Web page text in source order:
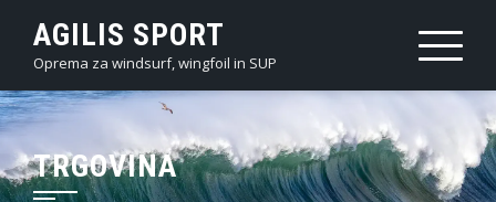
content
AGILIS SPORT
Oprema za windsurf, wingfoil in SUP
TRGOVINA